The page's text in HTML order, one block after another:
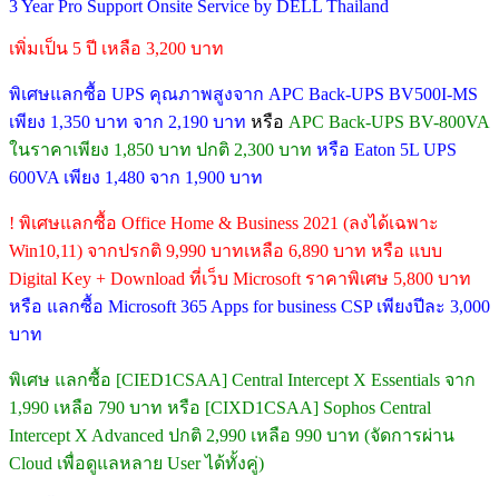
3 Year Pro Support Onsite Service by DELL Thailand
เพิ่มเป็น 5 ปี เหลือ 3,200 บาท
พิเศษแลกซื้อ UPS คุณภาพสูงจาก APC Back-UPS BV500I-MS
เพียง 1,350 บาท จาก 2,190 บาท หรือ APC Back-UPS BV-800VA
ในราคาเพียง 1,850 บาท ปกติ 2,300 บาท หรือ Eaton 5L UPS
600VA เพียง 1,480 จาก 1,900 บาท
! พิเศษแลกซื้อ Office Home & Business 2021 (ลงได้เฉพาะ
Win10,11) จากปรกติ 9,990 บาทเหลือ 6,890 บาท หรือ แบบ
Digital Key + Download ที่เว็บ Microsoft ราคาพิเศษ 5,800 บาท
หรือ แลกซื้อ Microsoft 365 Apps for business CSP เพียงปีละ 3,000
บาท
พิเศษ แลกซื้อ [CIED1CSAA] Central Intercept X Essentials จาก
1,990 เหลือ 790 บาท หรือ [CIXD1CSAA] Sophos Central
Intercept X Advanced ปกติ 2,990 เหลือ 990 บาท (จัดการผ่าน
Cloud เพื่อดูแลหลาย User ได้ทั้งคู่)